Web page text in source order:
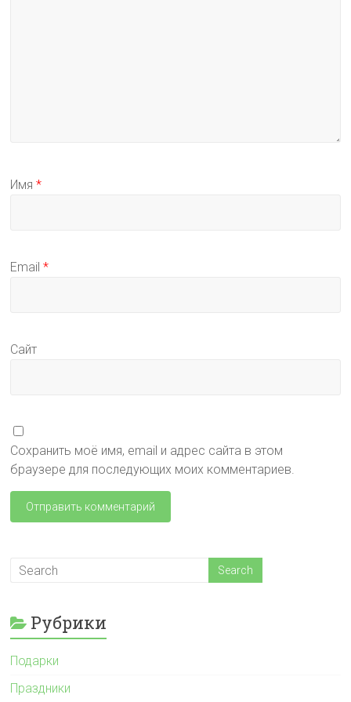
Имя*
Email*
Сайт
Сохранить моё имя, email и адрес сайта в этом
браузере для последующих моих комментариев.
Рубрики
Подарки
Праздники